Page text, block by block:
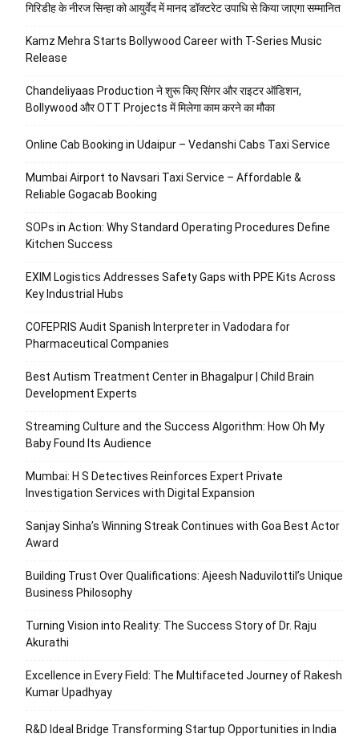
गिरिडीह के नीरज सिन्हा को आयुर्वेद में मानद डॉक्टरेट उपाधि से किया जाएगा सम्मानित
Kamz Mehra Starts Bollywood Career with T-Series Music
Release
Chandeliyaas Production ने शुरू किए सिंगर और राइटर ऑडिशन,
Bollywood और OTT Projects में मिलेगा काम करने का मौका
Online Cab Booking in Udaipur – Vedanshi Cabs Taxi Service
Mumbai Airport to Navsari Taxi Service – Affordable &
Reliable Gogacab Booking
SOPs in Action: Why Standard Operating Procedures Define
Kitchen Success
EXIM Logistics Addresses Safety Gaps with PPE Kits Across
Key Industrial Hubs
COFEPRIS Audit Spanish Interpreter in Vadodara for
Pharmaceutical Companies
Best Autism Treatment Center in Bhagalpur | Child Brain
Development Experts
Streaming Culture and the Success Algorithm: How Oh My
Baby Found Its Audience
Mumbai: H S Detectives Reinforces Expert Private
Investigation Services with Digital Expansion
Sanjay Sinha’s Winning Streak Continues with Goa Best Actor
Award
Building Trust Over Qualifications: Ajeesh Naduvilottil’s Unique
Business Philosophy
Turning Vision into Reality: The Success Story of Dr. Raju
Akurathi
Excellence in Every Field: The Multifaceted Journey of Rakesh
Kumar Upadhyay
R&D Ideal Bridge Transforming Startup Opportunities in India